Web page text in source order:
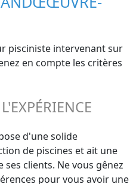
pisciniste intervenant sur
en compte les critères
d'une solide
de piscines et ait une
clients. Ne vous gênez
pour vous avoir une